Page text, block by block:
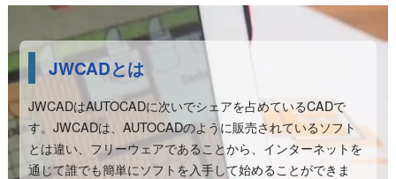
JWCADとは
JWCADはAUTOCADに次いでシェアを占めているCADで
す。JWCADは、AUTOCADのように販売されているソフト
とは違い、フリーウェアであることから、インターネットを
通じて誰でも簡単にソフトを入手して始めることができま